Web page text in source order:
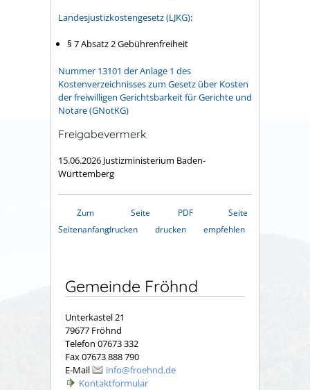
Landesjustizkostengesetz (LJKG):
§ 7 Absatz 2Gebührenfreiheit
Nummer 13101 der Anlage 1 des
Kostenverzeichnisses zum Gesetz über Kosten
der freiwilligen Gerichtsbarkeit für Gerichte und
Notare (GNotKG)
Freigabevermerk
15.06.2026 Justizministerium Baden-
Württemberg
Zum
Seitenanfang
Seite
drucken
PDF
drucken
Seite
empfehlen
Gemeinde Fröhnd
Unterkastel 21
79677 Fröhnd
Telefon 07673 332
Fax 07673 888 790
E-Mail
info@froehnd.de
Kontaktformular